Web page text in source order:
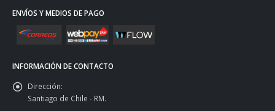
ENVÍOS Y MEDIOS DE PAGO
INFORMACIÓN DE CONTACTO
Dirección:
Santiago de Chile - RM.